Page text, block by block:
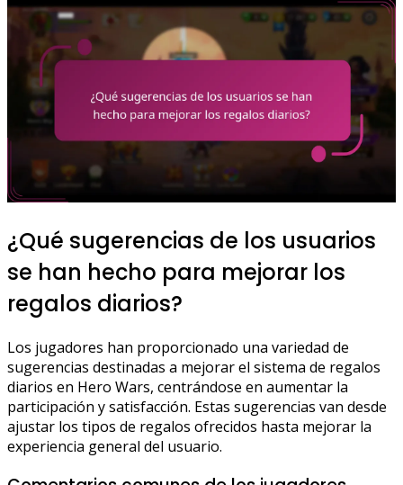
¿Qué sugerencias de los usuarios
se han hecho para mejorar los
regalos diarios?
Los jugadores han proporcionado una variedad de
sugerencias destinadas a mejorar el sistema de regalos
diarios en Hero Wars, centrándose en aumentar la
participación y satisfacción. Estas sugerencias van desde
ajustar los tipos de regalos ofrecidos hasta mejorar la
experiencia general del usuario.